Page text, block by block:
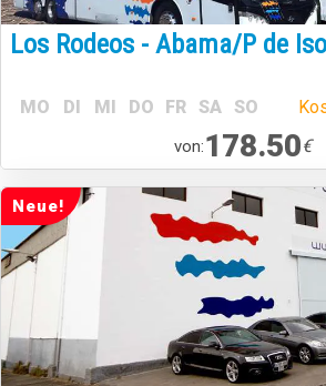
Los Rodeos - Abama/P de
MO DI MI DO FR SA SO
von:178.50€
Neue!